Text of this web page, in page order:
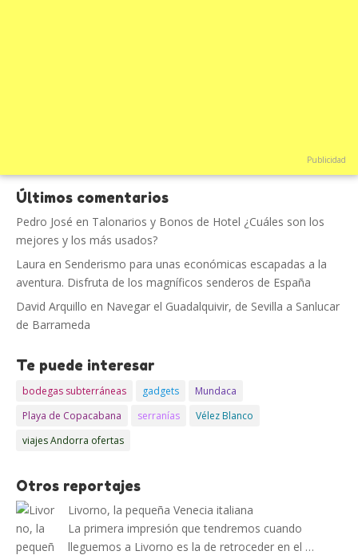
Publicidad
Últimos comentarios
Pedro José en Talonarios y Bonos de Hotel ¿Cuáles son los
mejores y los más usados?
Laura en Senderismo para unas económicas escapadas a la
aventura. Disfruta de los magníficos senderos de España
David Arquillo en Navegar el Guadalquivir, de Sevilla a Sanlucar
de Barrameda
Te puede interesar
bodegas subterráneas gadgets
Mundaca
Playa de Copacabana
serranías
Vélez Blanco
viajes Andorra ofertas
Otros reportajes
Livorno, la pequeña Venecia italiana
La primera impresión que tendremos cuando
lleguemos a Livorno es la de retroceder en el …